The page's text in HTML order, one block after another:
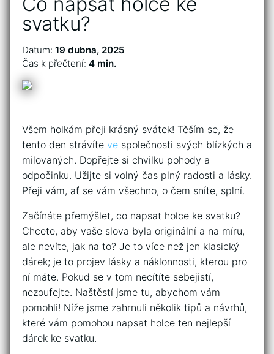
svatku?
Datum: 19 dubna, 2025
Čas k přečtení: 4 min.
Všem holkám přeji krásný svátek! Těším se, že
tento den strávíte ve společnosti svých blízkých a
milovaných. Dopřejte si chvilku pohody a
odpočinku. Užijte si volný čas plný radosti a lásky.
Přeji vám, ať se vám všechno, o čem sníte, splní.
Začínáte přemýšlet, co napsat holce ke svatku?
Chcete, aby vaše slova byla originální a na míru,
ale nevíte, jak na to? Je to více než jen klasický
dárek; je to projev lásky a náklonnosti, kterou pro
ní máte. Pokud se v tom necítíte sebejistí,
nezoufejte. Naštěstí jsme tu, abychom vám
pomohli! Níže jsme zahrnuli několik tipů a návrhů,
které vám pomohou napsat holce ten nejlepší
dárek ke svatku.